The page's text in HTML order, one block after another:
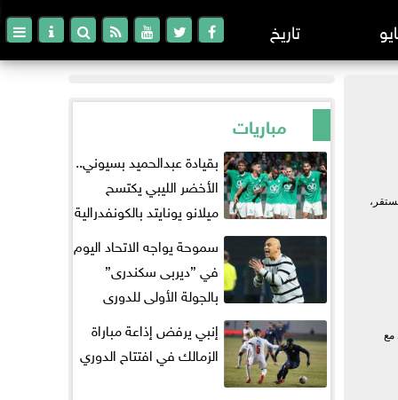
تاريخ
مستقر،
مع
مباريات
بقيادة عبدالحميد بسيوني..
الأخضر الليبي يكتسح
ميلانو يونايتد بالكونفدرالية
سموحة يواجه الاتحاد اليوم
في ”ديربى سكندرى”
بالجولة الأولى للدورى
إنبي يرفض إذاعة مباراة
الزمالك في افتتاح الدوري